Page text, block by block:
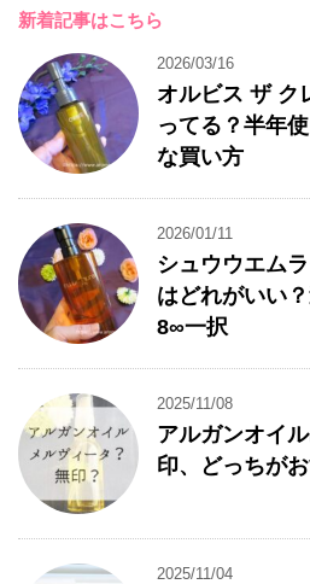
新着記事はこちら
2026/03/16
オルビス ザ ク
ってる？半年
な買い方
2026/01/11
シュウウエム
はどれがいい
8∞一択
2025/11/08
アルガンオイ
印、どっちが
2025/11/04